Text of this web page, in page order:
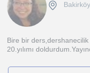
Bire bir
20.yılımı